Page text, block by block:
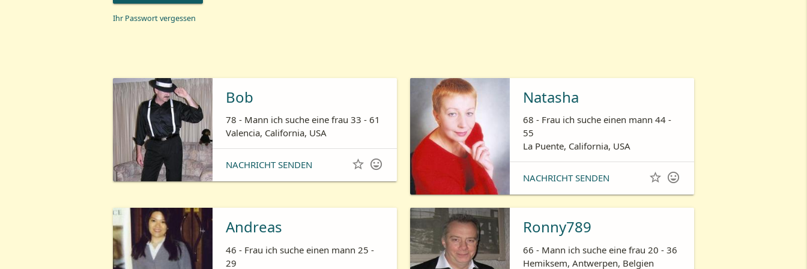
Ihr Passwort vergessen
Bob
78 - Mann ich suche eine frau 33 - 61
Valencia, California, USA
NACHRICHT SENDEN  
Natasha
68 - Frau ich suche einen mann 44 -
55
La Puente, California, USA
NACHRICHT SENDEN  
Andreas
46 - Frau ich suche einen mann 25 -
29
Ronny789
66 - Mann ich suche eine frau 20 - 36
Hemiksem, Antwerpen, Belgien